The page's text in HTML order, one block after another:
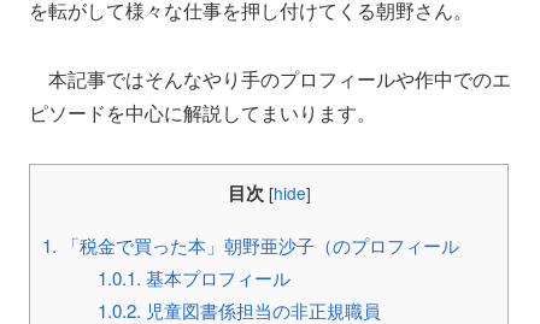
を転がして様々な仕事を押し付けてくる朝野さん。
本記事ではそんなやり手のプロフィールや作中でのエ
ピソードを中心に解説してまいります。
目次 [hide]
1. 「税金で買った本」朝野亜沙子（のプロフィール
1.0.1. 基本プロフィール
1.0.2. 児童図書係担当の非正規職員